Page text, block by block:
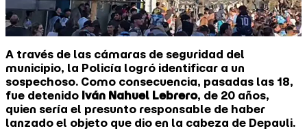
A través de las cámaras de seguridad del
municipio, la Policía logró identificar a un
sospechoso. Como consecuencia, pasadas las 18,
fue detenido Iván Nahuel Lebrero, de 20 años,
quien sería el presunto responsable de haber
lanzado el objeto que dio en la cabeza de Depauli.